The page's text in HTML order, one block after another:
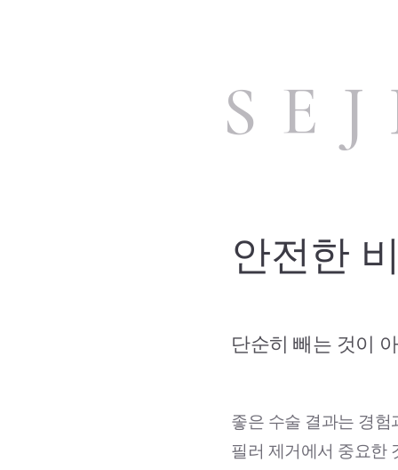
안전한
단순히 빼는 것이
좋은 수술 결과는 경
필러 제거에서 중요한